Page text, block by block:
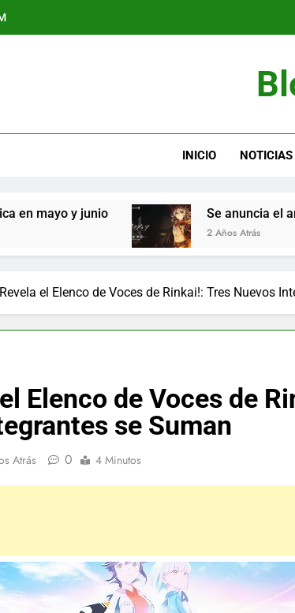
La versión Switch de
La versión Switch de
INICIO NOTICIAS
Se anuncia el anime
2 Años Atrás
el Elenco de Voces de Rinkai!: Tres Nuevos
Elenco de Voces de
se Suman
Atrás 0 4 Minutos